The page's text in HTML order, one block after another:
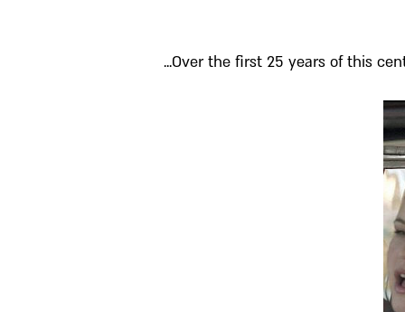
Over the first 25 years of this